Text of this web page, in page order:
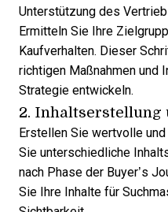
Unterstützung des
Ermitteln Sie Ihre
Kaufverhalten. Dieser
richtigen Maßnahmen und
Strategie entwickeln.
2. Inhaltserstellung
Erstellen Sie wertvolle
Sie unterschiedliche
nach Phase der Buyer’s
Sie Ihre Inhalte für